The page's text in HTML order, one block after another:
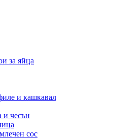
за яйца
и кашкавал
и чесън
сос